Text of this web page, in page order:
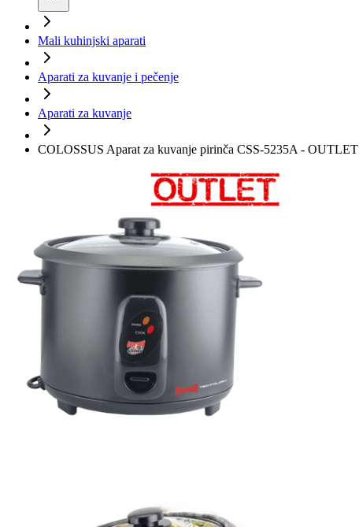
Mali kuhinjski aparati
Aparati za kuvanje i pečenje
Aparati za kuvanje
COLOSSUS Aparat za kuvanje pirinča CSS-5235A - OUTLET